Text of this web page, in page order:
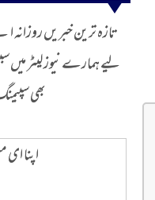
تازہ ترین خبریں
لیے ہمارے نیوز لیٹر
بھی
اپنا